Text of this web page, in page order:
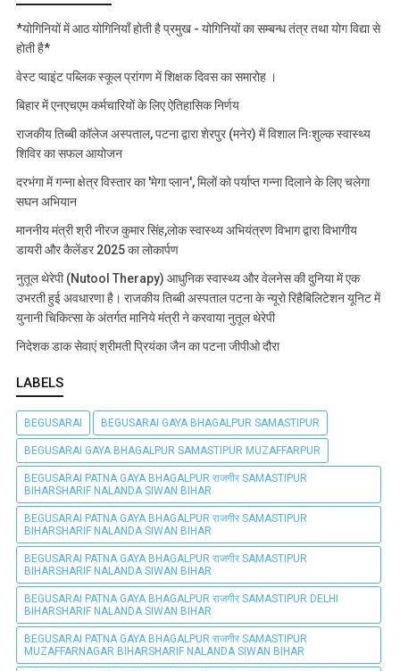
*योगिनियों में आठ योगिनियाँ होती है प्रमुख - योगिनियों का सम्बन्ध तंत्र तथा योग विद्या से
होती है*
वेस्ट प्वाइंट पब्लिक स्कूल प्रांगण में शिक्षक दिवस का समारोह ।
बिहार में एनएचएम कर्मचारियों के लिए ऐतिहासिक निर्णय
राजकीय तिब्बी कॉलेज अस्पताल, पटना द्वारा शेरपुर (मनेर) में विशाल निःशुल्क स्वास्थ्य
शिविर का सफल आयोजन
दरभंगा में गन्ना क्षेत्र विस्तार का 'मेगा प्लान', मिलों को पर्याप्त गन्ना दिलाने के लिए चलेगा
सघन अभियान
माननीय मंत्री श्री नीरज कुमार सिंह,लोक स्वास्थ्य अभियंत्रण विभाग द्वारा विभागीय
डायरी और कैलेंडर 2025 का लोकार्पण
नुतूल थेरेपी (Nutool Therapy) आधुनिक स्वास्थ्य और वेलनेस की दुनिया में एक
उभरती हुई अवधारणा है। राजकीय तिब्बी अस्पताल पटना के न्यूरो रिहैबिलिटेशन यूनिट में
युनानी चिकित्सा के अंतर्गत मानिये मंत्री ने करवाया नुतूल थेरेपी
निदेशक डाक सेवाएं श्रीमती प्रियंका जैन का पटना जीपीओ दौरा
LABELS
BEGUSARAI BEGUSARAI GAYA BHAGALPUR SAMASTIPUR
BEGUSARAI GAYA BHAGALPUR SAMASTIPUR MUZAFFARPUR
BEGUSARAI PATNA GAYA BHAGALPUR राजगीर SAMASTIPUR
BIHARSHARIF NALANDA SIWAN BIHAR
BEGUSARAI PATNA GAYA BHAGALPUR राजगीर SAMASTIPUR
BIHARSHARIF NALANDA SIWAN BIHAR
BEGUSARAI PATNA GAYA BHAGALPUR राजगीर SAMASTIPUR
BIHARSHARIF NALANDA SIWAN BIHAR
BEGUSARAI PATNA GAYA BHAGALPUR राजगीर SAMASTIPUR DELHI
BIHARSHARIF NALANDA SIWAN BIHAR
BEGUSARAI PATNA GAYA BHAGALPUR राजगीर SAMASTIPUR
MUZAFFARNAGAR BIHARSHARIF NALANDA SIWAN BIHAR